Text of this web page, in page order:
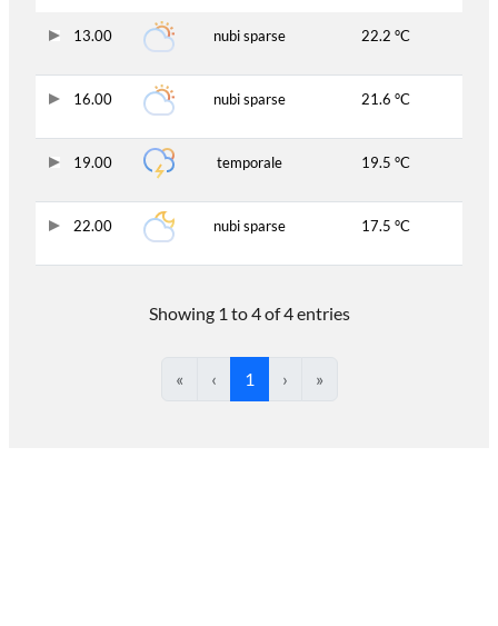
13.00 nubi sparse 22.2 °C
16.00 nubi sparse 21.6 °C
19.00 temporale 19.5 °C
22.00 nubi sparse 17.5 °C
Showing 1 to 4 of 4 entries
« ‹ 1 › »